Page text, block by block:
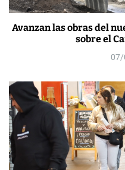
Avanzan las obras del
sobre el